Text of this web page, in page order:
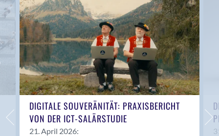
Anwil
Appenzell
Au SG
Baar
Baden
Balsthal
Balzers
Basel
Bassersdorf
Belp
DIGITALE SOUVERÄNITÄT: PRAXISBERICHT
VON DER ICT-SALÄRSTUDIE
21. April 2026: